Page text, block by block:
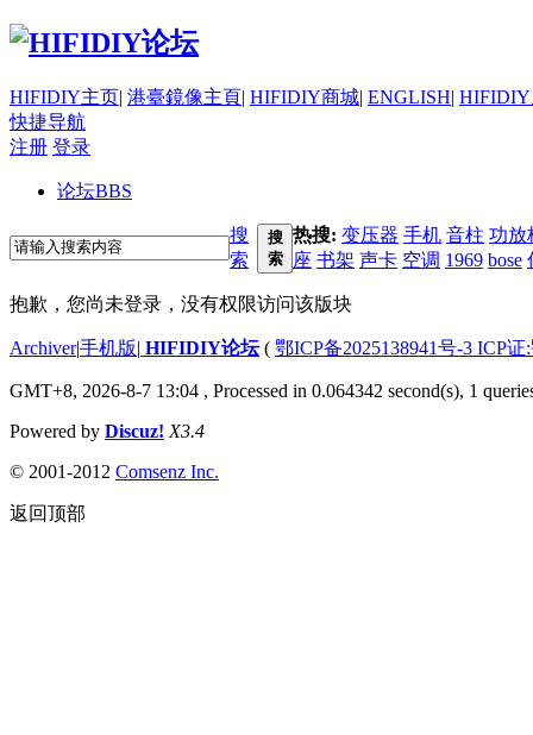
HIFIDIY主页| 港臺鏡像主頁| HIFIDIY商城| ENGLISH|
快捷导航
注册 登录
论坛BBS
搜
索
搜
索
热搜: 变压器 手机 音柱 功放
座 书架 声卡 空调 1969 bose
抱歉，您尚未登录，没有权限访问该版块
Archiver|手机版| HIFIDIY论坛( 鄂ICP备2025138941号-3 ICP
GMT+8, 2026-8-7 13:04 , Processed in 0.064342 second(s), 1
Powered by Discuz! X3.4
© 2001-2012 Comsenz Inc.
返回顶部